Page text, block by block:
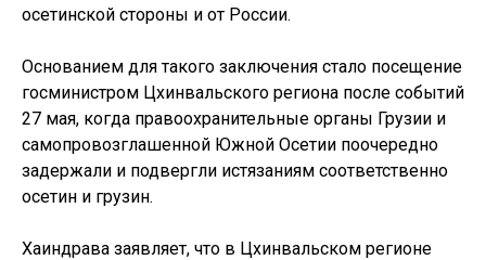
осетинской стороны и от России.
Основанием для такого заключения стало посещение
госминистром Цхинвальского региона после событий
27 мая, когда правоохранительные органы Грузии и
самопровозглашенной Южной Осетии поочередно
задержали и подвергли истязаниям соответственно
осетин и грузин.
Хаиндрава заявляет, что в Цхинвальском регионе